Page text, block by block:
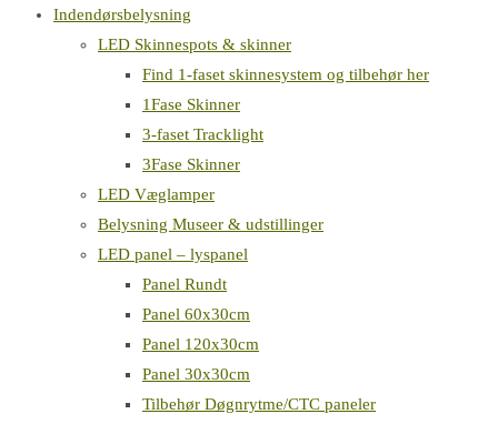
Indendørsbelysning
LED Skinnespots & skinner
Find 1-faset skinnesystem og tilbehør her
1Fase Skinner
3-faset Tracklight
3Fase Skinner
LED Væglamper
Belysning Museer & udstillinger
LED panel – lyspanel
Panel Rundt
Panel 60x30cm
Panel 120x30cm
Panel 30x30cm
Tilbehør Døgnrytme/CTC paneler